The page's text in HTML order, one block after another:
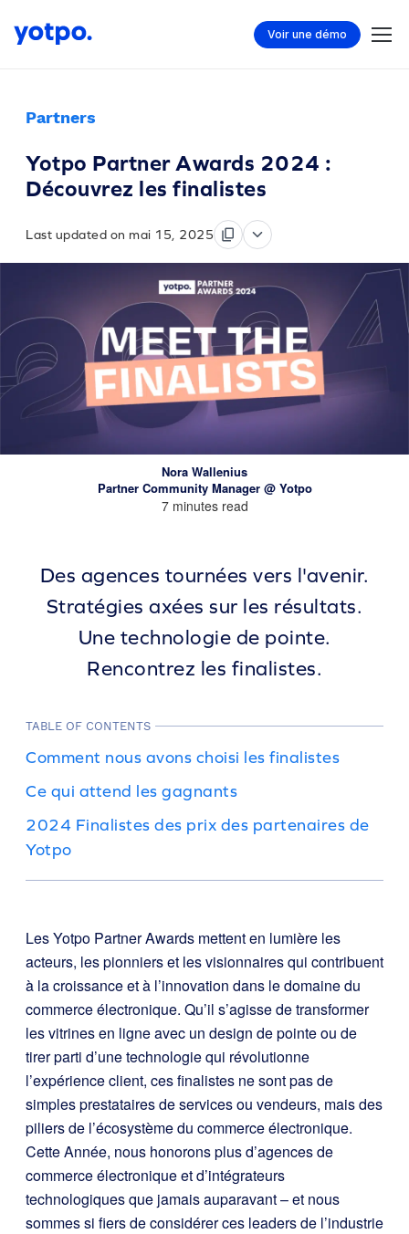
Voir une démo
Partners
Yotpo Partner Awards 2024 :
Découvrez les finalistes
Last updated on mai 15, 2025
Nora Wallenius
Partner Community Manager @ Yotpo
7 minutes read
Des agences tournées vers l'avenir.
Stratégies axées sur les résultats.
Une technologie de pointe.
Rencontrez les finalistes.
TABLE OF CONTENTS
Comment nous avons choisi les finalistes
Ce qui attend les gagnants
2024 Finalistes des prix des partenaires de
Yotpo
Les Yotpo Partner Awards mettent en lumière les
acteurs, les pionniers et les visionnaires qui contribuent
à la croissance et à l’innovation dans le domaine du
commerce électronique. Qu’il s’agisse de transformer
les vitrines en ligne avec un design de pointe ou de
tirer parti d’une technologie qui révolutionne
l’expérience client, ces finalistes ne sont pas de
simples prestataires de services ou vendeurs, mais des
piliers de l’écosystème du commerce électronique.
Cette Année, nous honorons plus d’agences de
commerce électronique et d’intégrateurs
technologiques que jamais auparavant – et nous
sommes si fiers de considérer ces leaders de l’industrie